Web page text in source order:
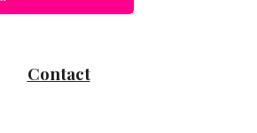
Contact